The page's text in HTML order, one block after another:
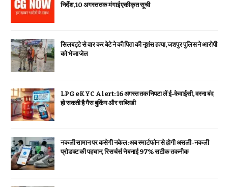
निर्देश, 10 अगस्त तक मंगाई एकीकृत सूची
सिलबट्टे से वार कर बेटे ने की पिता की नृशंस हत्या, जशपुर पुलिस ने आरोपी
को भेजा जेल
LPG eKYC Alert: 16 अगस्त तक निपटा लें ई-केवाईसी, वरना बंद
हो सकती है गैस बुकिंग और सब्सिडी
नकली सामान पर कसेगी नकेल: अब स्मार्टफोन से होगी असली-नकली
प्रोडक्ट की पहचान, रिसर्चर्स ने बनाई 97% सटीक तकनीक